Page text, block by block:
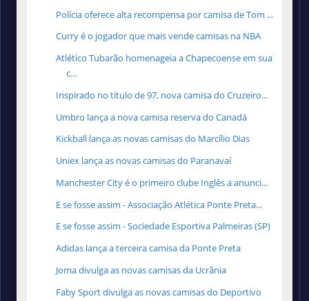
Polícia oferece alta recompensa por camisa de Tom ...
Curry é o jogador que mais vende camisas na NBA
Atlético Tubarão homenageia a Chapecoense em sua
c...
Inspirado no título de 97, nova camisa do Cruzeiro...
Umbro lança a nova camisa reserva do Canadá
Kickball lança as novas camisas do Marcílio Dias
Uniex lança as novas camisas do Paranavaí
Manchester City é o primeiro clube Inglês a anunci...
E se fosse assim - Associação Atlética Ponte Preta...
E se fosse assim - Sociedade Esportiva Palmeiras (SP)
Adidas lança a terceira camisa da Ponte Preta
Joma divulga as novas camisas da Ucrânia
Faby Sport divulga as novas camisas do Deportivo